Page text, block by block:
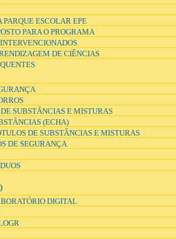
PARQUE ESCOLAR EPE
PARA O PROGRAMA
DE CIÊNCIAS
SUBSTÂNCIAS E MISTURAS
(ECHA)
DE SUBSTÂNCIAS E MISTURAS
DE SEGURANÇA
DIGITAL
que não há
as
laterais
p.e. em
ao
que permitiram o trabalho sentado nas